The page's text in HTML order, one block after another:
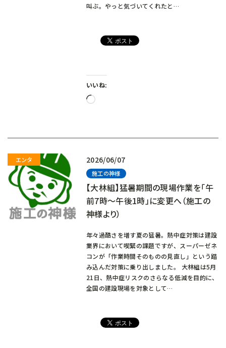
叫ぶ。やっと気づいてくれたと…
いいね:
読
2026/06/07
施工の神様
【大林組】猛暑期間の現場作業を「午
前7時～午後1時」に変更へ（施工の
神様より）
年々過酷さを増す夏の猛暑。熱中症対策は建設
業界において喫緊の課題ですが、スーパーゼネ
コンが「作業時間そのものの見直し」という踏
み込んだ対策に乗り出しました。 大林組は5月
21日、熱中症リスクのさらなる低減を目的に、
全国の建設現場を対象として…